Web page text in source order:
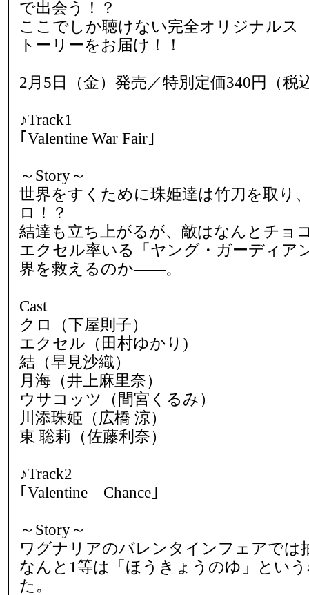
で出会う！？
ここでしか聴けない完全オリジナルス
トーリーをお届け！！
2月5日（金）発売／特別定価340円（税
♪Track1
｢Valentine War Fair｣
～Story～
世界をすくために珠姫達は竹刀を取り
ロ！？
結達も立ち上がるが、敵はなんとチョ
エクセル率いる「ヤング・ガーディア
界を救えるのか――。
Cast
クロ（下屋則子）
エクセル（田村ゆかり)
結（早見沙織）
月海（井上麻里奈）
ウサコッツ（間宮くるみ）
川添珠姫（広橋 涼）
東 聡莉（佐藤利奈）
♪Track2
｢Valentine Chance｣
～Story～
ワグナリアのバレンタインフェアでは
なんと1等は「ほうきょうのゆ」とい
た。